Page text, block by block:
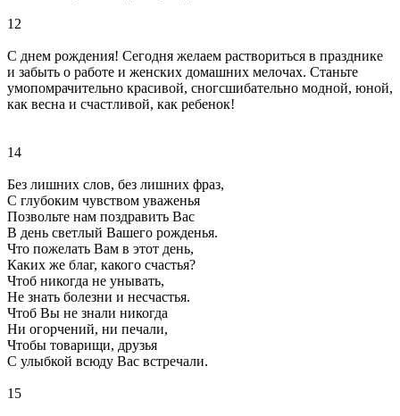
12
С днем рождения! Сегодня желаем раствориться в празднике
и забыть о работе и женских домашних мелочах. Станьте
умопомрачительно красивой, сногсшибательно модной, юной,
как весна и счастливой, как ребенок!
14
Без лишних слов, без лишних фраз,
С глубоким чувством уваженья
Позвольте нам поздравить Вас
В день светлый Вашего рожденья.
Что пожелать Вам в этот день,
Каких же благ, какого счастья?
Чтоб никогда не унывать,
Не знать болезни и несчастья.
Чтоб Вы не знали никогда
Ни огорчений, ни печали,
Чтобы товарищи, друзья
С улыбкой всюду Вас встречали.
15